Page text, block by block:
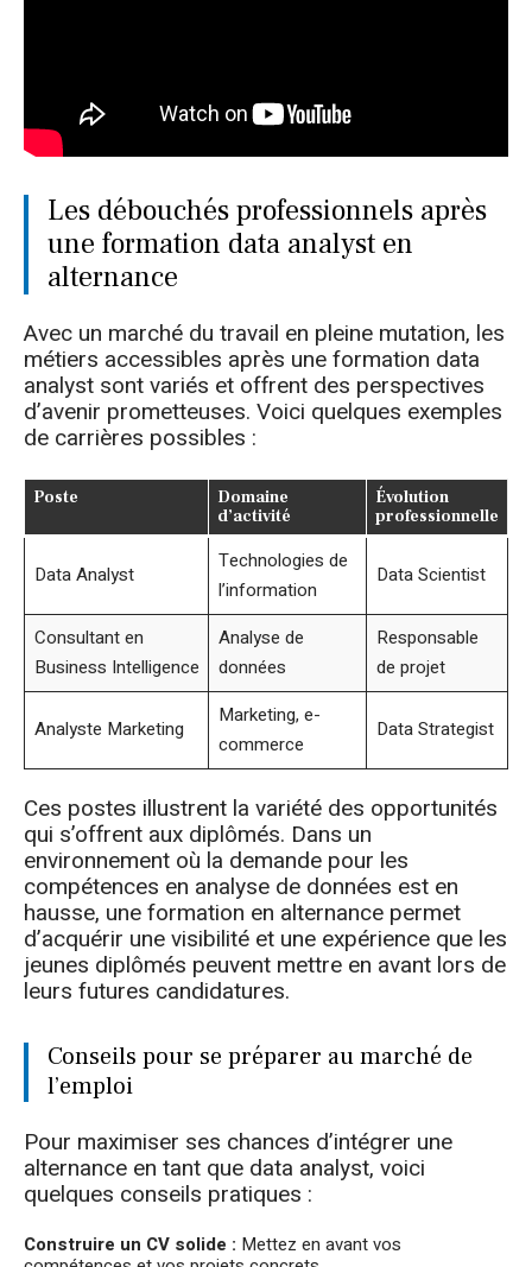
Les débouchés professionnels après
une formation data analyst en
alternance
Avec un marché du travail en pleine mutation, les
métiers accessibles après une formation data
analyst sont variés et offrent des perspectives
d’avenir prometteuses. Voici quelques exemples
de carrières possibles :
Poste
Domaine
d’activité
Évolution
professionnelle
Data Analyst
Technologies de
l’information
Data Scientist
Consultant en
Business Intelligence
Analyse de
données
Responsable
de projet
Analyste Marketing
Marketing, e-
commerce
Data Strategist
Ces postes illustrent la variété des opportunités
qui s’offrent aux diplômés. Dans un
environnement où la demande pour les
compétences en analyse de données est en
hausse, une formation en alternance permet
d’acquérir une visibilité et une expérience que les
jeunes diplômés peuvent mettre en avant lors de
leurs futures candidatures.
Conseils pour se préparer au marché de
l’emploi
Pour maximiser ses chances d’intégrer une
alternance en tant que data analyst, voici
quelques conseils pratiques :
Construire un CV solide : Mettez en avant vos